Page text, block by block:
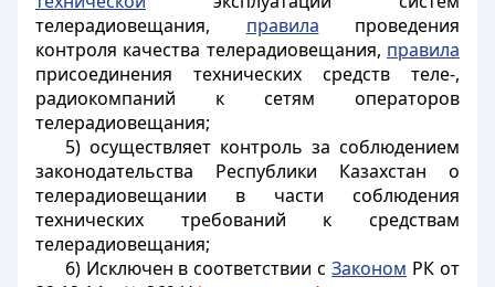
телерадиовещания, правила проведения
контроля качества телерадиовещания, правила
присоединения технических средств теле-,
радиокомпаний к сетям операторов
телерадиовещания;
5) осуществляет контроль за соблюдением
законодательства Республики Казахстан о
телерадиовещании в части соблюдения
технических требований к средствам
телерадиовещания;
6) Исключен в соответствии сЗаконом РК от